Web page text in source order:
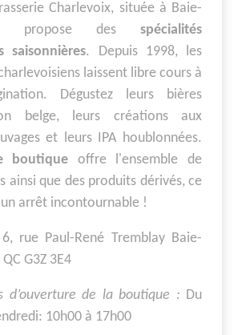
Charlevoix, située à Baie-
propose des spécialités
saisonnières. Depuis 1998, les
laissent libre cours à
Dégustez leurs bières
belge, leurs créations aux
et leurs IPA houblonnées.
boutique offre l'ensemble de
ainsi que des produits dérivés, ce
arrêt incontournable !
rue Paul-René Tremblay Baie-
G3Z 3E4
d’ouverture de la boutique : Du
10h00 à 17h00